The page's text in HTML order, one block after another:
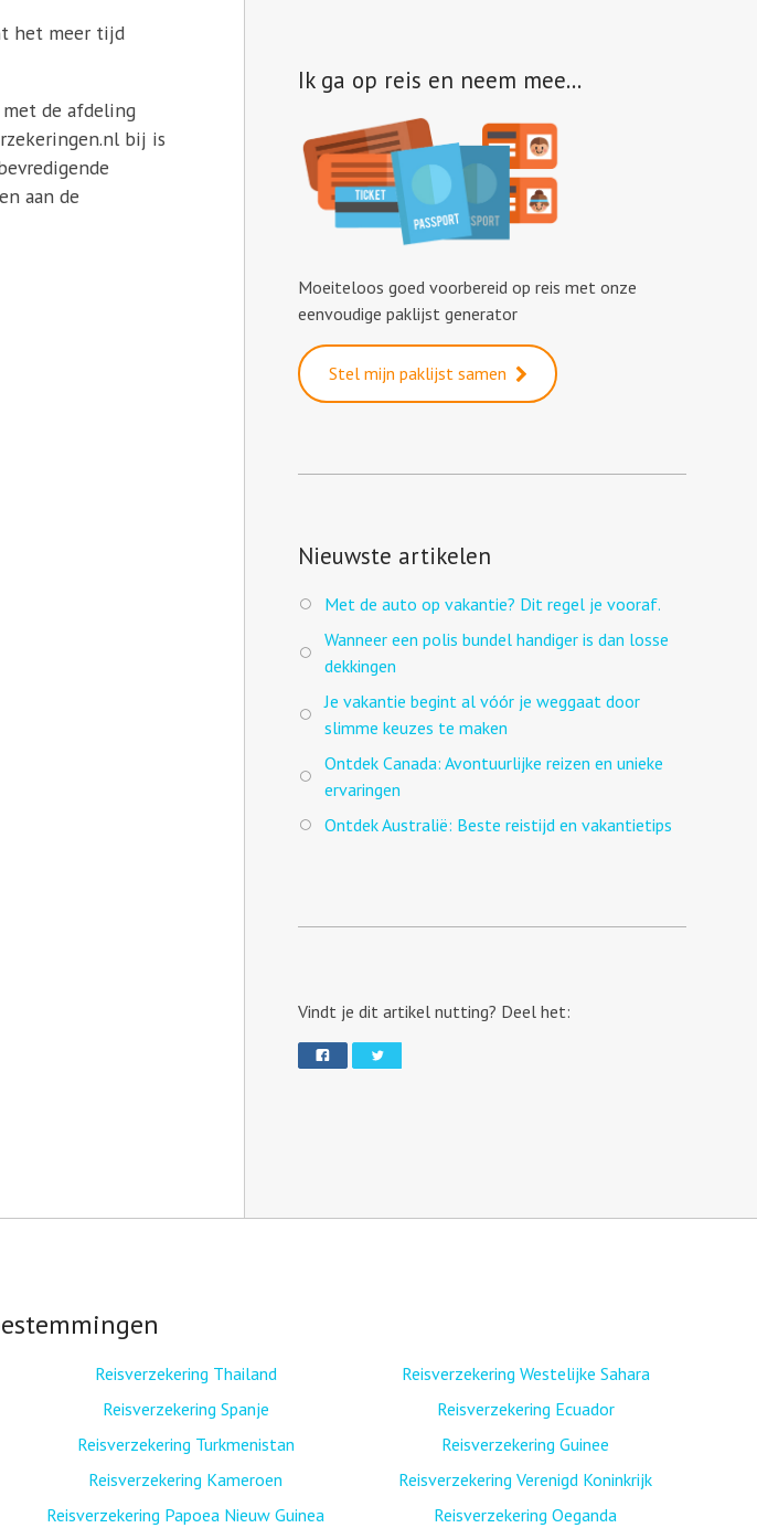
het meer tijd
de afdeling
bij is
aan de
Ik ga op reis en neem mee…
Moeiteloos goed voorbereid op reis met onze
eenvoudige paklijst generator
Stel mijn paklijst samen
Nieuwste artikelen
Met de auto op vakantie? Dit regel je vooraf.
Wanneer een polis bundel handiger is dan losse
dekkingen
Je vakantie begint al vóór je weggaat door
slimme keuzes te maken
Ontdek Canada: Avontuurlijke reizen en unieke
ervaringen
Ontdek Australië: Beste reistijd en vakantietips
Vindt je dit artikel nutting? Deel het:
Reisverzekering Thailand
Reisverzekering Spanje
Reisverzekering Turkmenistan
Reisverzekering Kameroen
Reisverzekering Papoea Nieuw Guinea
Reisverzekering Westelijke Sahara
Reisverzekering Ecuador
Reisverzekering Guinee
Reisverzekering Verenigd Koninkrijk
Reisverzekering Oeganda